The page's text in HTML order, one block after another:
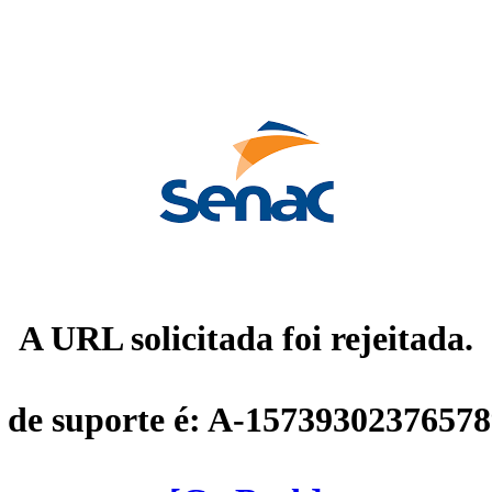
A URL solicitada foi rejeitada.
suporte é: A-